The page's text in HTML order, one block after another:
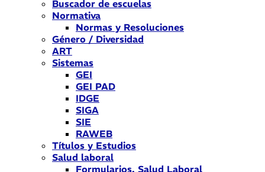
Buscador de escuelas
Normativa
Normas y Resoluciones
Género / Diversidad
ART
Sistemas
GEI
GEI PAD
IDGE
SIGA
SIE
RAWEB
Títulos y Estudios
Salud laboral
Formularios. Salud Laboral